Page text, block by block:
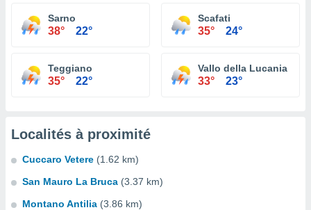
Sarno
38° 22°
Scafati
35° 24°
Teggiano
35° 22°
Vallo della Lucania
33° 23°
Localités à proximité
Cuccaro Vetere (1.62 km)
San Mauro La Bruca (3.37 km)
Montano Antilia (3.86 km)